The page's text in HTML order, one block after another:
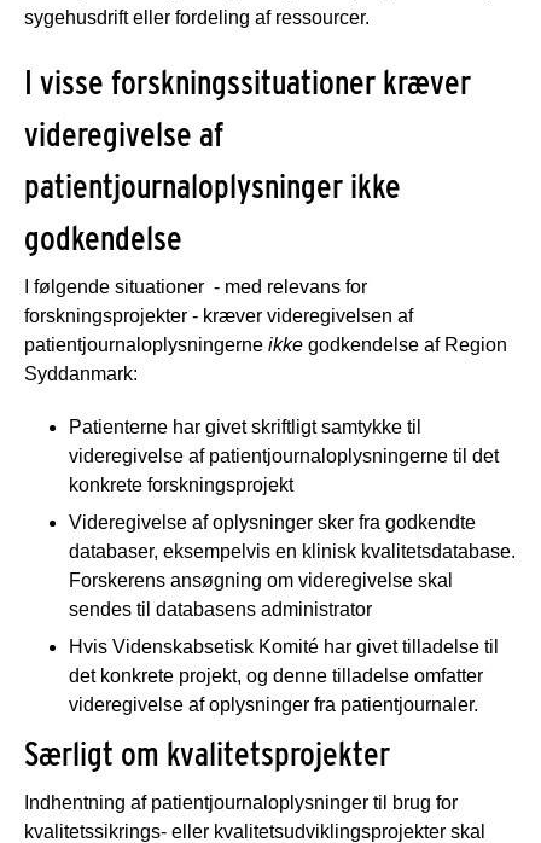
sygehusdrift eller fordeling af ressourcer.
I visse forskningssituationer kræver
videregivelse af
patientjournaloplysninger ikke
godkendelse
I følgende situationer - med relevans for
forskningsprojekter - kræver videregivelsen af
patientjournaloplysningerne ikke godkendelse af Region
Syddanmark:
Patienterne har givet skriftligt samtykke til
videregivelse af patientjournaloplysningerne til det
konkrete forskningsprojekt
Videregivelse af oplysninger sker fra godkendte
databaser, eksempelvis en klinisk kvalitetsdatabase.
Forskerens ansøgning om videregivelse skal
sendes til databasens administrator
Hvis Videnskabsetisk Komité har givet tilladelse til
det konkrete projekt, og denne tilladelse omfatter
videregivelse af oplysninger fra patientjournaler.
Særligt om kvalitetsprojekter
Indhentning af patientjournaloplysninger til brug for
kvalitetssikrings- eller kvalitetsudviklingsprojekter skal